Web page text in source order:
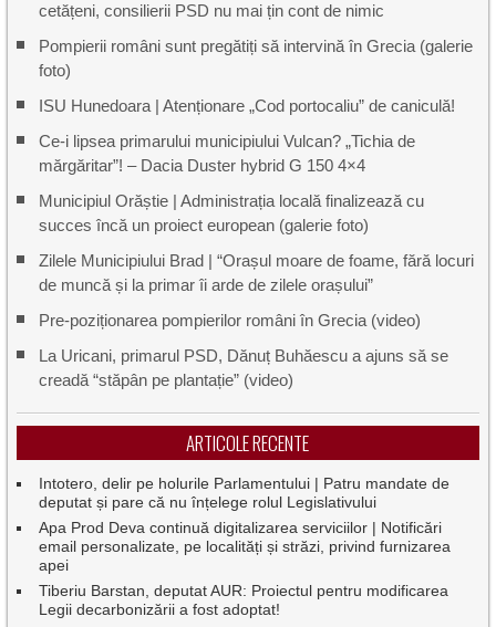
cetățeni, consilierii PSD nu mai țin cont de nimic
Pompierii români sunt pregătiți să intervină în Grecia (galerie
foto)
ISU Hunedoara | Atenționare „Cod portocaliu” de caniculă!
Ce-i lipsea primarului municipiului Vulcan? „Tichia de
mărgăritar”! – Dacia Duster hybrid G 150 4×4
Municipiul Orăștie | Administrația locală finalizează cu
succes încă un proiect european (galerie foto)
Zilele Municipiului Brad | “Orașul moare de foame, fără locuri
de muncă și la primar îi arde de zilele orașului”
Pre-poziționarea pompierilor români în Grecia (video)
La Uricani, primarul PSD, Dănuț Buhăescu a ajuns să se
creadă “stăpân pe plantație” (video)
ARTICOLE RECENTE
Intotero, delir pe holurile Parlamentului | Patru mandate de
deputat și pare că nu înțelege rolul Legislativului
Apa Prod Deva continuă digitalizarea serviciilor | Notificări
email personalizate, pe localități și străzi, privind furnizarea
apei
Tiberiu Barstan, deputat AUR: Proiectul pentru modificarea
Legii decarbonizării a fost adoptat!